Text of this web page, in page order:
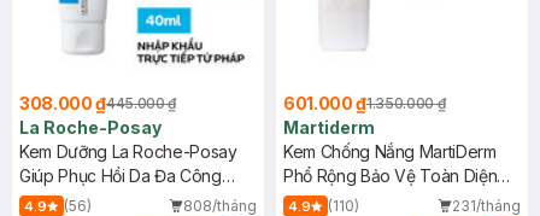
308.000 ₫445.000 ₫
La Roche-Posay
Kem Dưỡng La Roche-Posay
Giúp Phục Hồi Da Đa Công
Dụng 40ml
4.9 (56)
808/tháng
601.000 ₫1.350.000 ₫
Martiderm
Kem Chống Nắng MartiDerm
Phổ Rộng Bảo Vệ Toàn Diện
40ml
4.9 (110)
231/tháng